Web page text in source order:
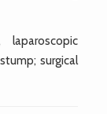
surgical